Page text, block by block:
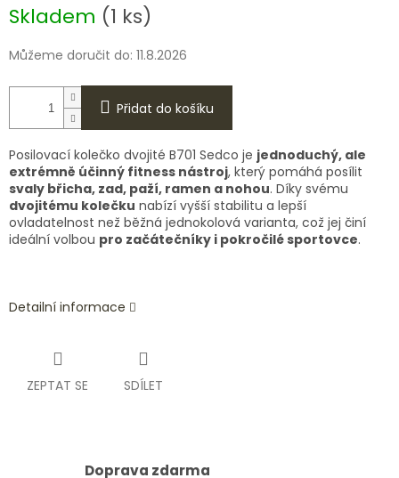
cena:
Skladem (1 ks)
Můžeme doručit do: 11.8.2026
Přidat do košíku
Posilovací kolečko dvojité B701 Sedco je jednoduchý, ale
extrémně účinný fitness nástroj, který pomáhá posílit
svaly břicha, zad, paží, ramen a nohou. Díky svému
dvojitému kolečku nabízí vyšší stabilitu a lepší
ovladatelnost než běžná jednokolová varianta, což jej činí
ideální volbou pro začátečníky i pokročilé sportovce.
Detailní informace
ZEPTAT SE SDÍLET
Doprava zdarma